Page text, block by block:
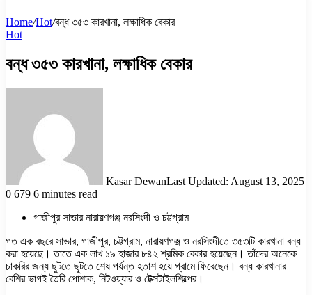
Home/Hot/বন্ধ ৩৫৩ কারখানা, লক্ষাধিক বেকার
Hot
বন্ধ ৩৫৩ কারখানা, লক্ষাধিক বেকার
Kasar DewanLast Updated: August 13, 2025
0 679 6 minutes read
গাজীপুর সাভার নারায়ণগঞ্জ নরসিংদী ও চট্টগ্রাম
গত এক বছরে সাভার, গাজীপুর, চট্টগ্রাম, নারায়ণগঞ্জ ও নরসিংদীতে ৩৫৩টি কারখানা বন্ধ
করা হয়েছে। তাতে এক লাখ ১৯ হাজার ৮৪২ শ্রমিক বেকার হয়েছেন। তাঁদের অনেকে
চাকরির জন্য ছুটতে ছুটতে শেষ পর্যন্ত হতাশ হয়ে গ্রামে ফিরেছেন। বন্ধ কারখানার
বেশির ভাগই তৈরি পোশাক, নিটওয়্যার ও টেক্সটাইলশিল্পের।